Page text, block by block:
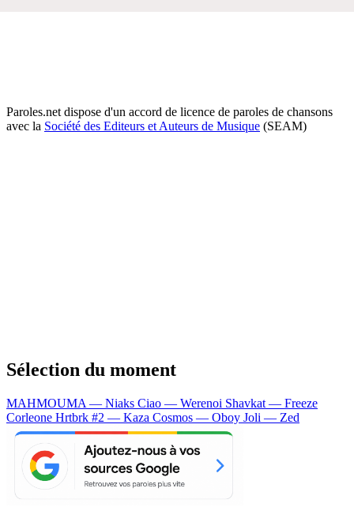
Paroles.net dispose d'un accord de licence de paroles de chansons
avec la Société des Editeurs et Auteurs de Musique (SEAM)
Sélection du moment
MAHMOUMA — Niaks Ciao — Werenoi Shavkat — Freeze
Corleone Hrtbrk #2 — Kaza Cosmos — Oboy Joli — Zed